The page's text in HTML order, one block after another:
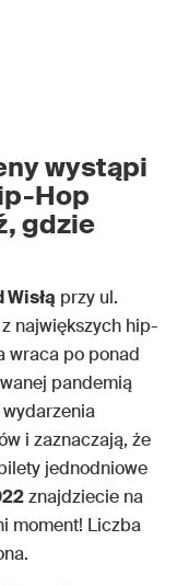
wystąpi
Hop
gdzie
Wisłą przy ul.
największych hip-
wraca po ponad
pandemią
i zaznaczają, że
jednodniowe
znajdziecie na
moment! Liczba